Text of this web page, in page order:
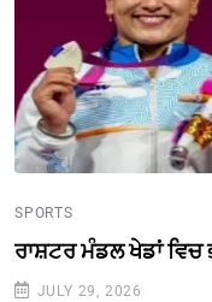
SPORTS
ਰਾਸ਼ਟਰ ਮੰਡਲ ਖੇਡਾਂ ਵਿਚ
JULY 29, 2026